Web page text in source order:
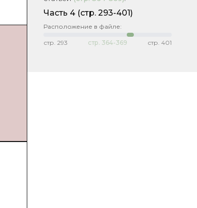
Часть 4 (стр. 293-401)
Расположение в файле:
стр. 293 стр. 364-369 стр. 401